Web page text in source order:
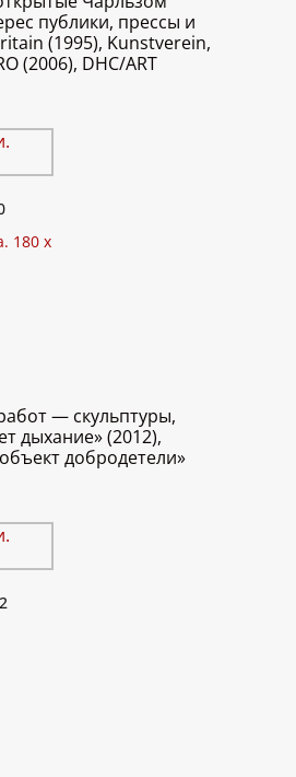
публики, прессы и
(1995), Kunstverein,
(2006), DHC/ART
180 x
— скульптуры,
дыхание» (2012),
добродетели»